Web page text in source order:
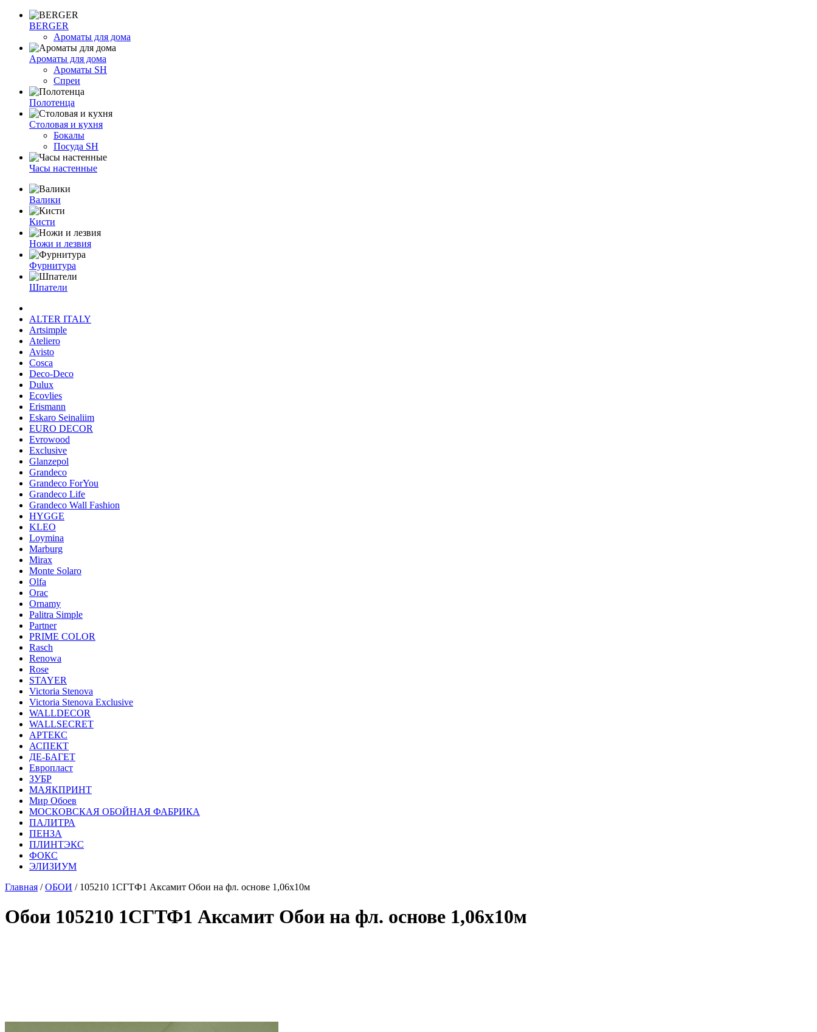
BERGER
Ароматы для дома
Ароматы для дома
Ароматы SH
Спреи
Полотенца
Столовая и кухня
Бокалы
Посуда SH
Часы настенные
Валики
Кисти
Ножи и лезвия
Фурнитура
Шпатели
ALTER ITALY
Artsimple
Ateliero
Avisto
Cosca
Deco-Deco
Dulux
Ecovlies
Erismann
Eskaro Seinaliim
EURO DECOR
Evrowood
Exclusive
Glanzepol
Grandeco
Grandeco ForYou
Grandeco Life
Grandeco Wall Fashion
HYGGE
KLEO
Loymina
Marburg
Mirax
Monte Solaro
Olfa
Orac
Ornamy
Palitra Simple
Partner
PRIME COLOR
Rasch
Renowa
Rose
STAYER
Victoria Stenova
Victoria Stenova Exclusive
WALLDECOR
WALLSECRET
АРТЕКС
АСПЕКТ
ДЕ-БАГЕТ
Европласт
ЗУБР
МАЯКПРИНТ
Мир Обоев
МОСКОВСКАЯ ОБОЙНАЯ ФАБРИКА
ПАЛИТРА
ПЕНЗА
ПЛИНТЭКС
ФОКС
ЭЛИЗИУМ
Главная /ОБОИ / 105210 1СГТФ1 Аксамит Обои на фл. основе 1,06х10м
Обои 105210 1СГТФ1 Аксамит Обои на фл. основе 1,06х10м